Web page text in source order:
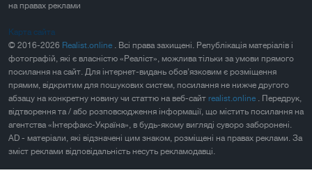
на правах реклами
Карта сайта
© 2016-2026 Realist.online . Всі права захищені. Републікація матеріалів і
фотографій, які є власністю «Реаліст», можлива тільки за умови прямого
посилання на сайт. Для інтернет-видань обов'язковим є розміщення
прямим, відкритим для пошукових систем, посилання не нижче другого
абзацу на конкретну новину чи статтю на веб-сайт realist.online . Передрук,
відтворення та / або розповсюдження інформації, що містить посилання на
агентства «Інтерфакс-Україна», в будь-якому вигляді суворо заборонені.
AD - матеріали, які відзначені цим знаком, розміщені на правах реклами. За
зміст реклами відповідальність несуть рекламодавці.